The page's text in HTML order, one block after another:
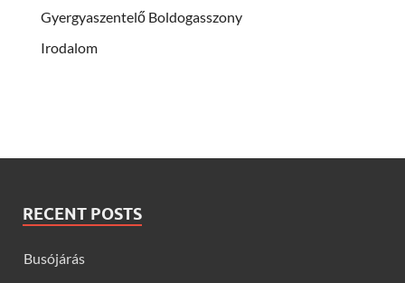
Gyergyaszentelő Boldogasszony
Irodalom
RECENT POSTS
Busójárás